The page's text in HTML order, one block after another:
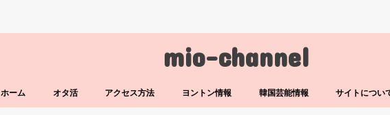
mio-channel
ホーム オタ活 アクセス方法 ヨントン情報 韓国芸能情報 サイトについ